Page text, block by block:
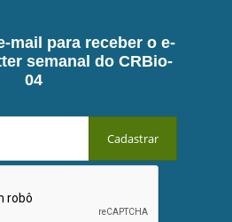
mail para receber o e-
semanal do CRBio-
04